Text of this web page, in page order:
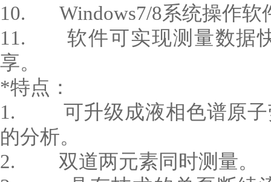
10. Windows7/8系统操作软
11. 软件可实现测量数据快
享。
*特点：
1. 可升级成液相色谱原子
的分析。
2. 双道两元素同时测量。